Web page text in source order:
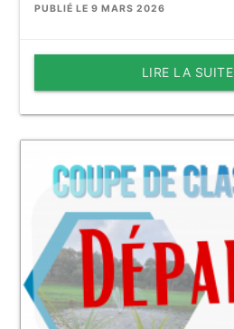
PUBLIÉ LE 9 MARS 2026
LIRE LA SUITE